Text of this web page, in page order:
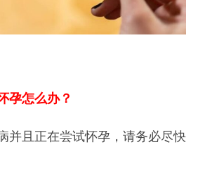
孕怎么办？
并且正在尝试怀孕，请务必尽快